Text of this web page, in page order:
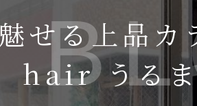
せる上品
hair うる